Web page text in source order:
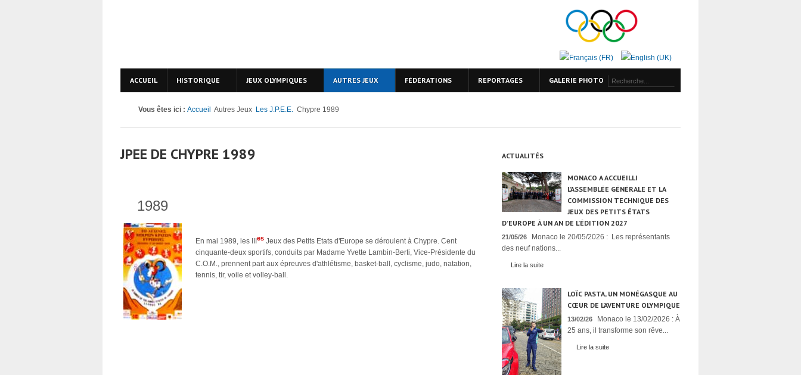
ACCUEIL HISTORIQUE JEUX OLYMPIQUES AUTRES JEUX FÉDÉRATIONS REPORTAGES GALERIE PHOTO
Vous êtes ici : Accueil Autres Jeux Les J.P.E.E. Chypre 1989
JPEE DE CHYPRE 1989
1989
En mai 1989, les III es Jeux des Petits Etats d'Europe se déroulent à Chypre. Cent
cinquante-deux sportifs, conduits par Madame Yvette Lambin-Berti, Vice-Présidente du
C.O.M., prennent part aux épreuves d'athlétisme, basket-ball, cyclisme, judo, natation,
tennis, tir, voile et volley-ball.
ACTUALITÉS
MONACO A ACCUEILLI
L’ASSEMBLÉE GÉNÉRALE ET LA
COMMISSION TECHNIQUE DES
JEUX DES PETITS ÉTATS
D’EUROPE À UN AN DE L’ÉDITION 2027
21/05/26
Monaco le 20/05/2026 : Les représentants
des neuf nations...
Lire la suite
LOÏC PASTA, UN MONÉGASQUE AU
CŒUR DE L’AVENTURE OLYMPIQUE
13/02/26
Monaco le 13/02/2026 : À
25 ans, il transforme son rêve...
Lire la suite